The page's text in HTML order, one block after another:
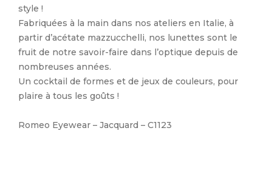
style !
Fabriquées à la main dans nos ateliers en Italie, à
partir d’acétate mazzucchelli, nos lunettes sont le
fruit de notre savoir-faire dans l’optique depuis de
nombreuses années.
Un cocktail de formes et de jeux de couleurs, pour
plaire à tous les goûts !
Romeo Eyewear – Jacquard – C1123